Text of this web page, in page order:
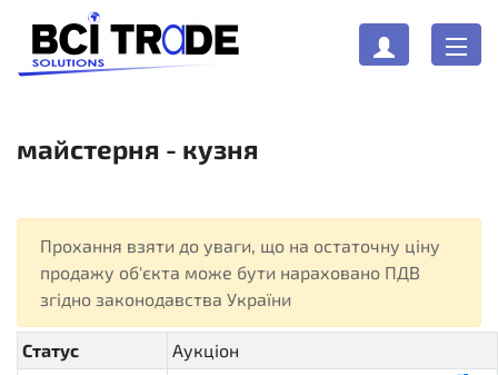
майстерня - кузня
Прохання взяти до уваги, що на остаточну ціну
продажу об'єкта може бути нараховано ПДВ
згідно законодавства України
Статус Аукціон